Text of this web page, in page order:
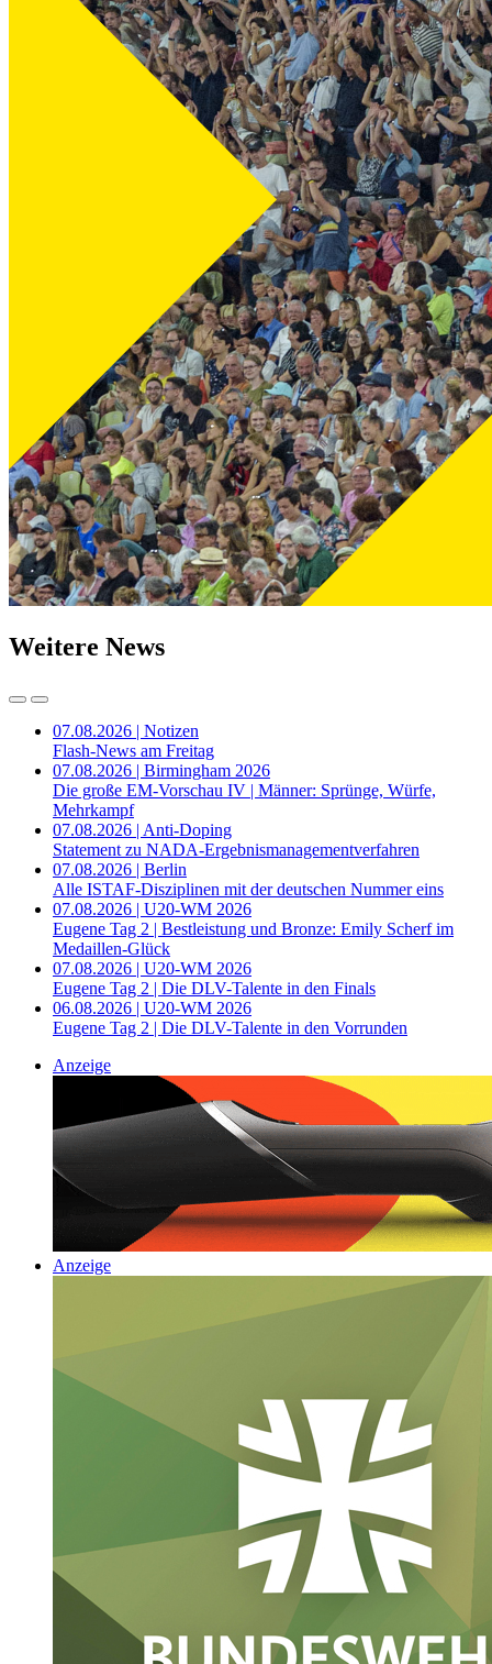
Weitere News
07.08.2026 | Notizen
Flash-News am Freitag
07.08.2026 | Birmingham 2026
Die große EM-Vorschau IV | Männer: Sprünge, Würfe,
Mehrkampf
07.08.2026 | Anti-Doping
Statement zu NADA-Ergebnismanagementverfahren
07.08.2026 | Berlin
Alle ISTAF-Disziplinen mit der deutschen Nummer eins
07.08.2026 | U20-WM 2026
Eugene Tag 2 | Bestleistung und Bronze: Emily Scherf im
Medaillen-Glück
07.08.2026 | U20-WM 2026
Eugene Tag 2 | Die DLV-Talente in den Finals
06.08.2026 | U20-WM 2026
Eugene Tag 2 | Die DLV-Talente in den Vorrunden
Anzeige
Anzeige